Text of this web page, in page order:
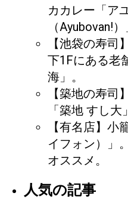
カカレー「ア
（Ayubovan!）
【池袋の寿司
下1Fにある老
海」。
【築地の寿司
「築地 すし大
【有名店】小
イフォン）」
オススメ。
人気の記事